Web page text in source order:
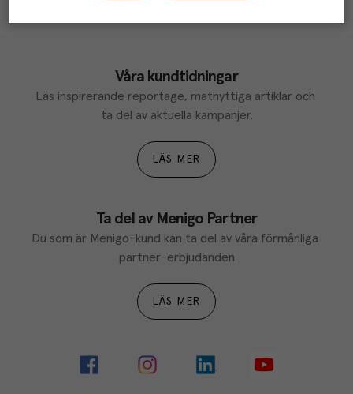
Våra kundtidningar
Läs inspirerande reportage, matnyttiga artiklar och
ta del av aktuella kampanjer.
LÄS MER
Ta del av Menigo Partner
Du som är Menigo-kund kan ta del av våra förmånliga
partner-erbjudanden
LÄS MER